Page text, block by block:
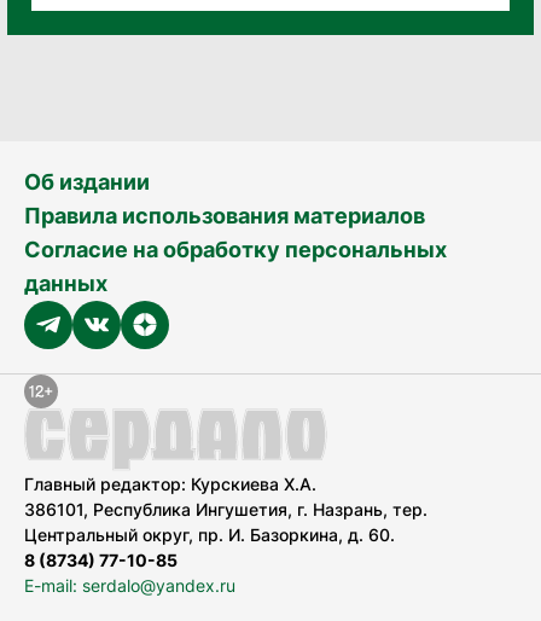
Об издании
Правила использования материалов
Согласие на обработку персональных
данных
Главный редактор: Курскиева Х.А.
386101, Республика Ингушетия, г. Назрань, тер.
Центральный округ, пр. И. Базоркина, д. 60.
8 (8734) 77-10-85
E-mail: serdalo@yandex.ru